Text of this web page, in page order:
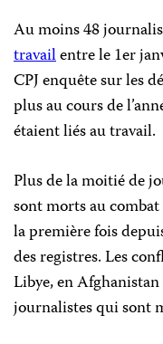
Au moins 48
travailentre le 1er
CPJ enquête sur les
plus au cours de
étaient liés au travail.
Plus de la moitié de
sont morts au
la première fois
des registres. Les
Libye, en
journalistes qui sont